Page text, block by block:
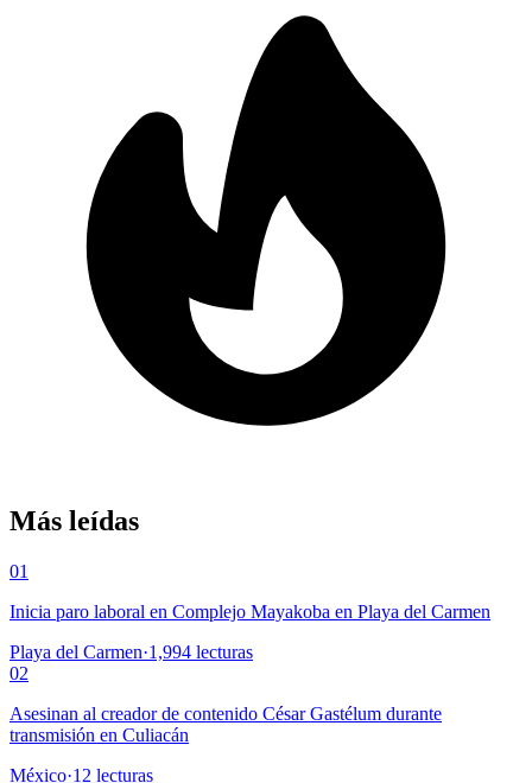
Más leídas
01
Inicia paro laboral en Complejo Mayakoba en Playa del Carmen
Playa del Carmen·1,994 lecturas
02
Asesinan al creador de contenido César Gastélum durante
transmisión en Culiacán
México·12 lecturas